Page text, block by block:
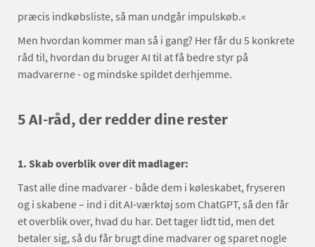
præcis indkøbsliste, så man undgår impulskøb.«
Men hvordan kommer man så i gang? Her får du 5 konkrete
råd til, hvordan du bruger AI til at få bedre styr på
madvarerne - og mindske spildet derhjemme.
5 AI-råd, der redder dine rester
1. Skab overblik over dit madlager:
Tast alle dine madvarer - både dem i køleskabet, fryseren
og i skabene – ind i dit AI-værktøj som ChatGPT, så den får
et overblik over, hvad du har. Det tager lidt tid, men det
betaler sig, så du får brugt dine madvarer og sparet nogle